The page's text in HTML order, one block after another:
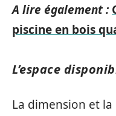
A lire également :
piscine en bois
L’espace
La dimension et la